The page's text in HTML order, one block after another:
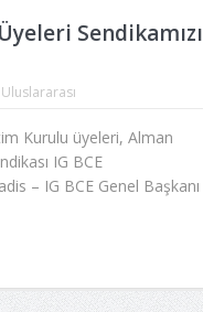
Sendikamızı
Uluslararası
Kurulu üyeleri, Alman
IG BCE
– IG BCE Genel Başkanı